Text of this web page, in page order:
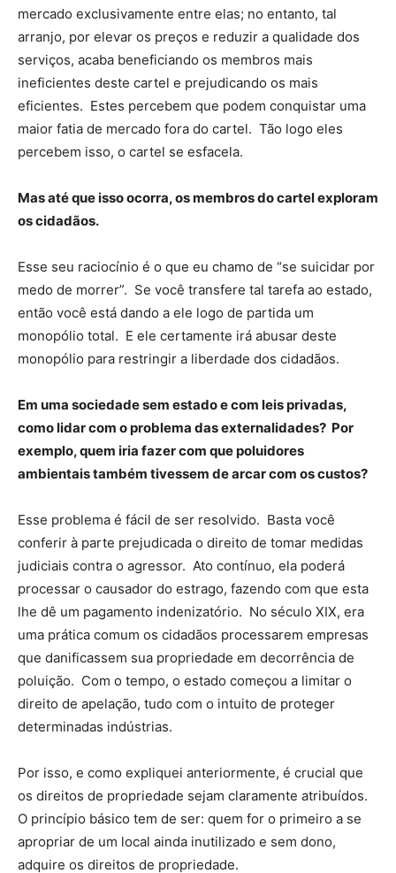
mercado exclusivamente entre elas; no entanto, tal
arranjo, por elevar os preços e reduzir a qualidade dos
serviços, acaba beneficiando os membros mais
ineficientes deste cartel e prejudicando os mais
eficientes. Estes percebem que podem conquistar uma
maior fatia de mercado fora do cartel. Tão logo eles
percebem isso, o cartel se esfacela.
Mas até que isso ocorra, os membros do cartel exploram
os cidadãos.
Esse seu raciocínio é o que eu chamo de “se suicidar por
medo de morrer”. Se você transfere tal tarefa ao estado,
então você está dando a ele logo de partida um
monopólio total. E ele certamente irá abusar deste
monopólio para restringir a liberdade dos cidadãos.
Em uma sociedade sem estado e com leis privadas,
como lidar com o problema das externalidades? Por
exemplo, quem iria fazer com que poluidores
ambientais também tivessem de arcar com os custos?
Esse problema é fácil de ser resolvido. Basta você
conferir à parte prejudicada o direito de tomar medidas
judiciais contra o agressor. Ato contínuo, ela poderá
processar o causador do estrago, fazendo com que esta
lhe dê um pagamento indenizatório. No século XIX, era
uma prática comum os cidadãos processarem empresas
que danificassem sua propriedade em decorrência de
poluição. Com o tempo, o estado começou a limitar o
direito de apelação, tudo com o intuito de proteger
determinadas indústrias.
Por isso, e como expliquei anteriormente, é crucial que
os direitos de propriedade sejam claramente atribuídos.
O princípio básico tem de ser: quem for o primeiro a se
apropriar de um local ainda inutilizado e sem dono,
adquire os direitos de propriedade.